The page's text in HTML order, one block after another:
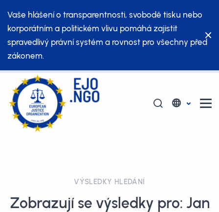
Vaše hlášení o transparentnosti, svobodě tisku nebo
korporátním a politickém vlivu pomáhá zajistit
spravedlivý právní systém a rovnost pro všechny před
zákonem.
VÝSLEDKY HLEDÁNÍ
Zobrazují se výsledky pro: Jan